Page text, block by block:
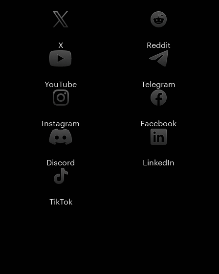
X Reddit
YouTube Telegram
Instagram Facebook
Discord LinkedIn
TikTok